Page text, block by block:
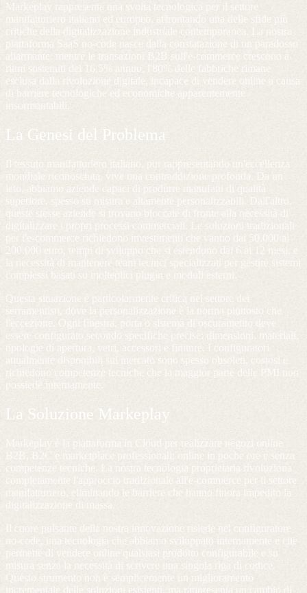
Markeplay rappresenta una svolta tecnologica per il settore
manifatturiero italiano ed europeo, affrontando una delle sfide più
critiche della digitalizzazione industriale contemporanea. La nostra
piattaforma SaaS no-code nasce dalla constatazione di un paradosso
allarmante: mentre le transazioni B2B sull'e-commerce crescono a
ritmi sostenuti del 16,5% annuo, l'80% delle fabbriche rimane
esclusa dalla rivoluzione digitale, incapace di vendere online a causa
di barriere tecnologiche ed economiche apparentemente
insormontabili.
La Genesi del Problema
Il tessuto manifatturiero italiano, pur rappresentando un'eccellenza
mondiale riconosciuta, vive una contraddizione profonda. Da un
lato, abbiamo aziende capaci di produrre manufatti di qualità
superiore, spesso su misura e altamente personalizzabili. Dall'altro,
queste stesse aziende si trovano bloccate di fronte alla necessità di
digitalizzare i propri processi commerciali. Le soluzioni tradizionali
per l'e-commerce richiedono investimenti che vanno dai 50.000 ai
200.000 euro, tempi di sviluppo che si estendono dai 6 ai 12 mesi, e
la necessità di mantenere team tecnici specializzati per gestire sistemi
complessi basati su molteplici plugin e moduli esterni.
Questa situazione è particolarmente critica nel settore dei
serramentisti, dove la personalizzazione è la norma piuttosto che
l'eccezione. Ogni finestra, porta o sistema di oscuramento deve
essere configurato secondo specifiche precise: dimensioni, materiali,
tipologie di apertura, vetri, accessori e finiture. I configuratori
attualmente disponibili sul mercato sono spesso obsoleti, costosi e
richiedono competenze tecniche che la maggior parte delle PMI non
possiede internamente.
La Soluzione Markeplay
Markeplay è la piattaforma in Cloud per realizzare negozi online
B2B, B2C e marketplace professionali: online in poche ore e senza
competenze tecniche. La nostra tecnologia proprietaria rivoluziona
completamente l'approccio tradizionale all'e-commerce per il settore
manifatturiero, eliminando le barriere che hanno finora impedito la
digitalizzazione di massa.
Il cuore pulsante della nostra innovazione risiede nel configuratore
no-code, una tecnologia che abbiamo sviluppato internamente e che
permette di vendere online qualsiasi prodotto configurabile e su
misura senza la necessità di scrivere una singola riga di codice.
Questo strumento non è semplicemente un miglioramento
incrementale delle soluzioni esistenti, ma rappresenta un cambio di